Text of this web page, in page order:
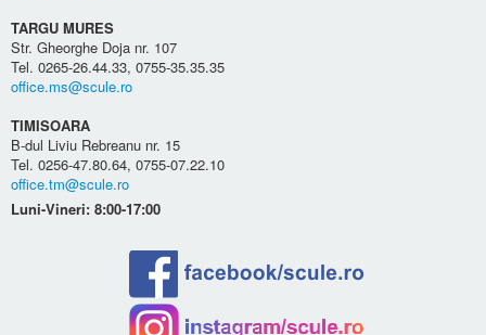
TARGU MURES
Str. Gheorghe Doja nr. 107
Tel. 0265-26.44.33, 0755-35.35.35
office.ms@scule.ro
TIMISOARA
B-dul Liviu Rebreanu nr. 15
Tel. 0256-47.80.64, 0755-07.22.10
office.tm@scule.ro
Luni-Vineri: 8:00-17:00